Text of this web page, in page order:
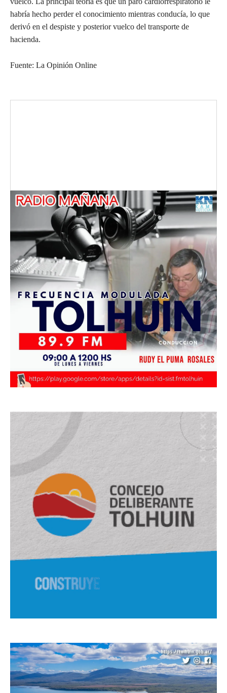
habría hecho perder el conocimiento mientras conducía, lo que
derivó en el despiste y posterior vuelco del transporte de
hacienda.
Fuente: La Opinión Online